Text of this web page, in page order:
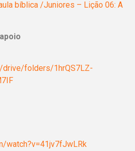
bíblica /Juniores – Lição 06: A
drive/folders/1hrQS7LZ-
watch?v=41jv7fJwLRk